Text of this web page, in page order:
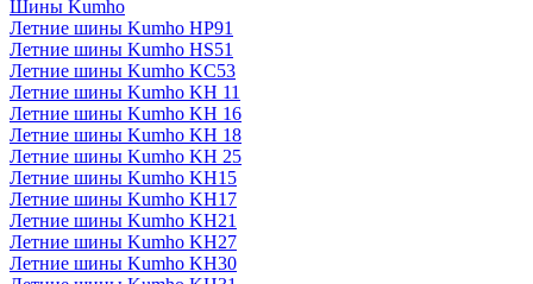
Шины Kumho
Летние шины Kumho HP91
Летние шины Kumho HS51
Летние шины Kumho KC53
Летние шины Kumho KH 11
Летние шины Kumho KH 16
Летние шины Kumho KH 18
Летние шины Kumho KH 25
Летние шины Kumho KH15
Летние шины Kumho KH17
Летние шины Kumho KH21
Летние шины Kumho KH27
Летние шины Kumho KH30